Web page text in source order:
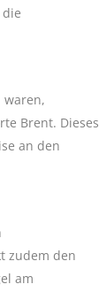
waren,
Brent. Dieses
an den
zudem den
am